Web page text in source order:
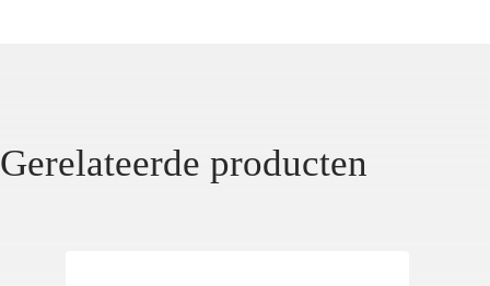
Gerelateerde producten